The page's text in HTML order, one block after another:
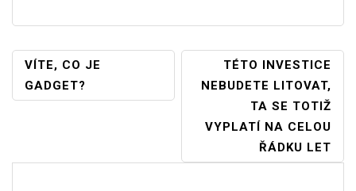
Navigace
Pro
VÍTE, CO JE
GADGET?
TÉTO INVESTICE
NEBUDETE LITOVAT,
TA SE TOTIŽ
VYPLATÍ NA CELOU
ŘÁDKU LET